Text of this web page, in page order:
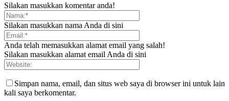
Silakan masukkan komentar anda!
Silakan masukkan nama Anda di sini
Anda telah memasukkan alamat email yang salah!
Silakan masukkan alamat email Anda di sini
Simpan nama, email, dan situs web saya di browser ini untuk lain
kali saya berkomentar.